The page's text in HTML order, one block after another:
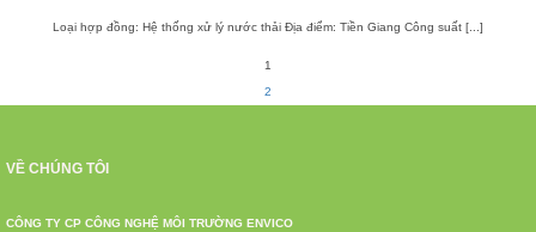
Loại hợp đồng: Hệ thống xử lý nước thải Địa điểm: Tiền Giang Công suất [...]
1
2
VỀ CHÚNG TÔI
CÔNG TY CP CÔNG NGHỆ MÔI TRƯỜNG ENVICO